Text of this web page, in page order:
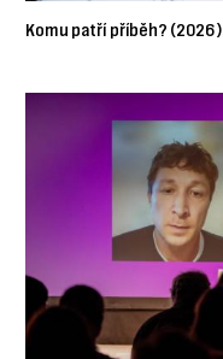
Komu patří příběh? (2026)